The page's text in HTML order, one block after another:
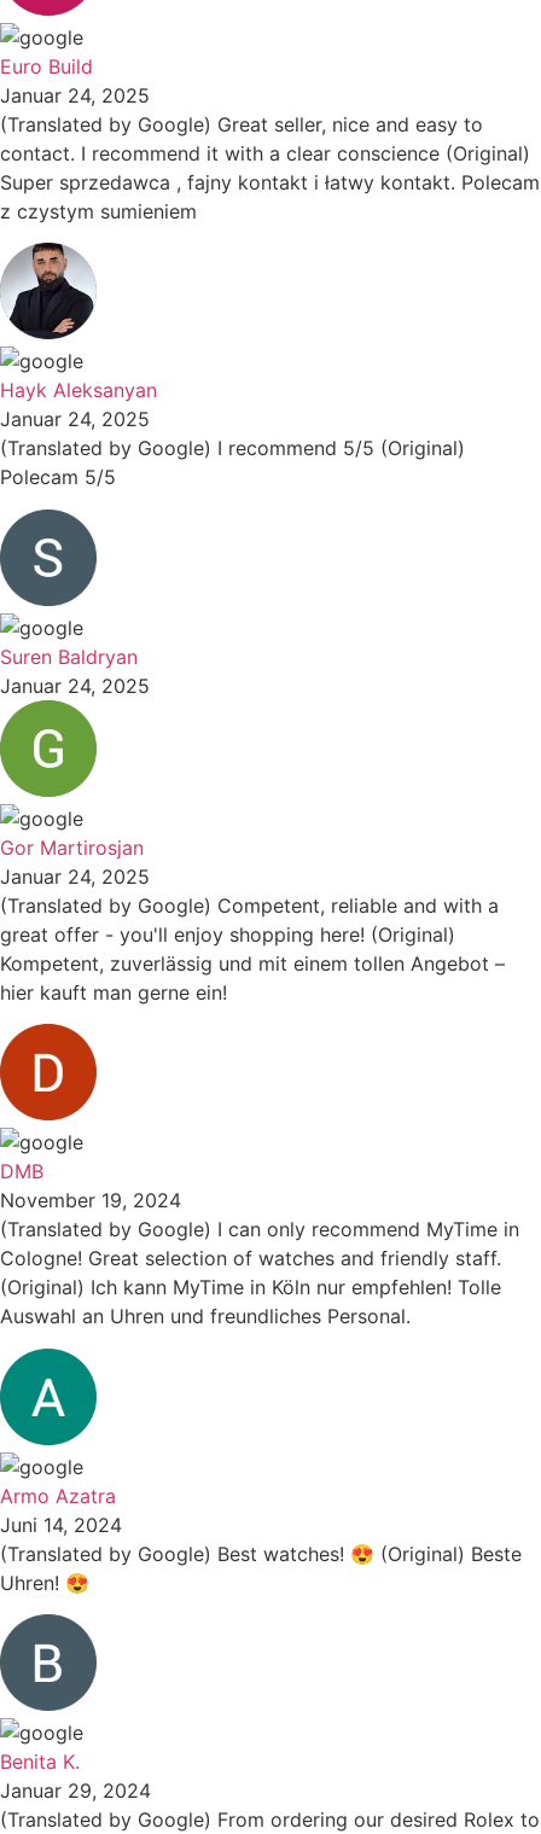
Euro Build
Januar 24, 2025
(Translated by Google) Great seller, nice and easy to
contact. I recommend it with a clear conscience (Original)
Super sprzedawca , fajny kontakt i łatwy kontakt. Polecam
z czystym sumieniem
Hayk Aleksanyan
Januar 24, 2025
(Translated by Google) I recommend 5/5 (Original)
Polecam 5/5
Suren Baldryan
Januar 24, 2025
Gor Martirosjan
Januar 24, 2025
(Translated by Google) Competent, reliable and with a
great offer - you'll enjoy shopping here! (Original)
Kompetent, zuverlässig und mit einem tollen Angebot –
hier kauft man gerne ein!
DMB
November 19, 2024
(Translated by Google) I can only recommend MyTime in
Cologne! Great selection of watches and friendly staff.
(Original) Ich kann MyTime in Köln nur empfehlen! Tolle
Auswahl an Uhren und freundliches Personal.
Armo Azatra
Juni 14, 2024
(Translated by Google) Best watches! 😍 (Original) Beste
Uhren! 😍
Benita K.
Januar 29, 2024
(Translated by Google) From ordering our desired Rolex to